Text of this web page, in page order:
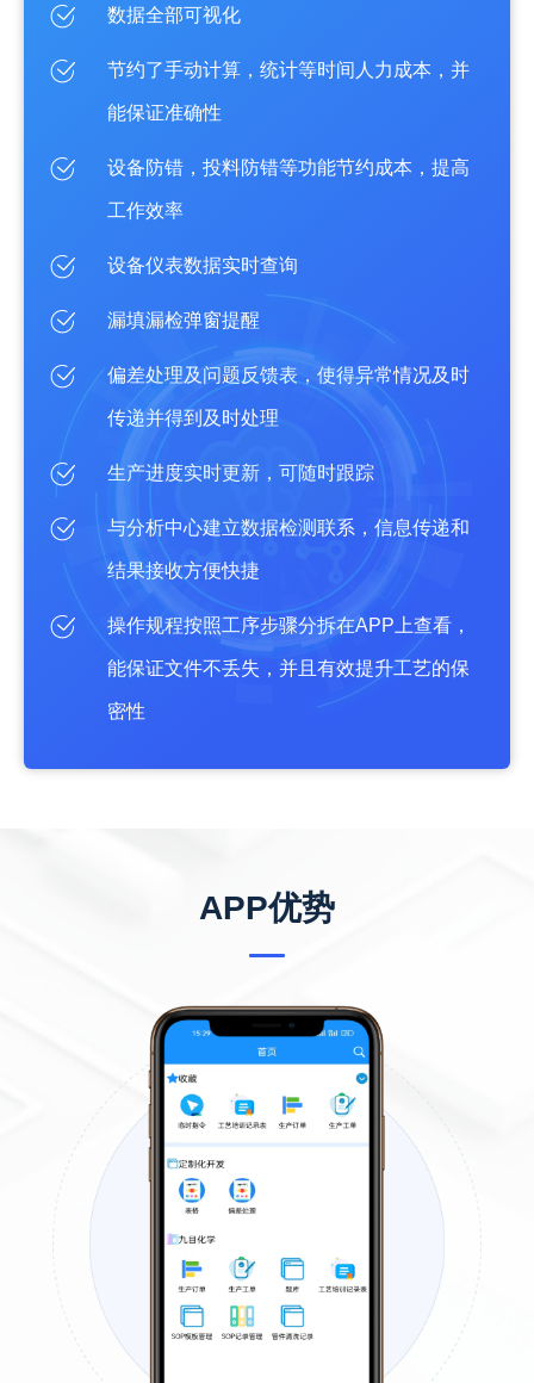
数据全部可视化
节约了手动计算，统计等时间人力成本，并
能保证准确性
设备防错，投料防错等功能节约成本，提高
工作效率
设备仪表数据实时查询
漏填漏检弹窗提醒
偏差处理及问题反馈表，使得异常情况及时
传递并得到及时处理
生产进度实时更新，可随时跟踪
与分析中心建立数据检测联系，信息传递和
结果接收方便快捷
操作规程按照工序步骤分拆在APP上查看，
能保证文件不丢失，并且有效提升工艺的保
密性
APP优势